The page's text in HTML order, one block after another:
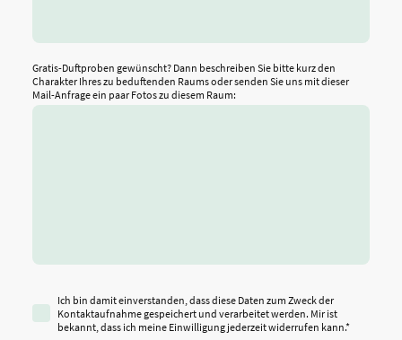
Gratis-Duftproben gewünscht? Dann beschreiben Sie bitte kurz den
Charakter Ihres zu beduftenden Raums oder senden Sie uns mit dieser
Mail-Anfrage ein paar Fotos zu diesem Raum:
Ich bin damit einverstanden, dass diese Daten zum Zweck der
Kontaktaufnahme gespeichert und verarbeitet werden. Mir ist
bekannt, dass ich meine Einwilligung jederzeit widerrufen kann.*